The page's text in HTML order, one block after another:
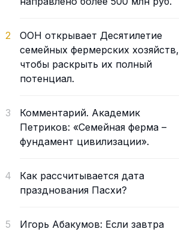
2
ООН открывает Десятилетие
семейных фермерских хозяйств,
чтобы раскрыть их полный
потенциал.
3
Комментарий. Академик
Петриков: «Семейная ферма –
фундамент цивилизации».
4
Как рассчитывается дата
празднования Пасхи?
5
Игорь Абакумов: Если завтра